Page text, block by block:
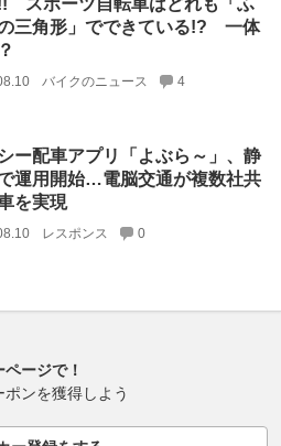
スポーツ自転車はどれも「ふ
三角形」でできている!? 一体
バイクのニュース 4
ー配車アプリ「よぶら～」、静
運用開始…電脳交通が複数社共
を実現
レスポンス 0
ージで！
ンを獲得しよう